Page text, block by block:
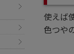
使えば
色つや